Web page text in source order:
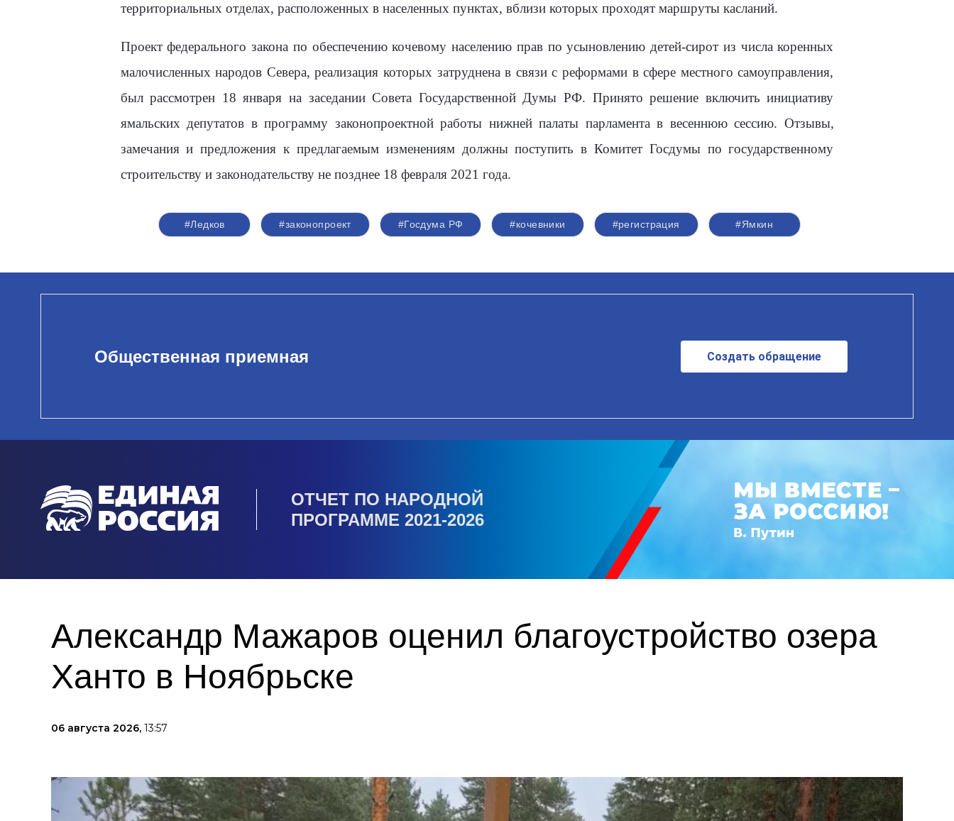
территориальных отделах, расположенных в населенных пунктах, вблизи которых проходят маршруты касланий.
Проект федерального закона по обеспечению кочевому населению прав по усыновлению детей-сирот из числа коренных
малочисленных народов Севера, реализация которых затруднена в связи с реформами в сфере местного самоуправления,
был рассмотрен 18 января на заседании Совета Государственной Думы РФ. Принято решение включить инициативу
ямальских депутатов в программу законопроектной работы нижней палаты парламента в весеннюю сессию. Отзывы,
замечания и предложения к предлагаемым изменениям должны поступить в Комитет Госдумы по государственному
строительству и законодательству не позднее 18 февраля 2021 года.
#Ледков #законопроект #Госдума РФ #кочевники #регистрация #Ямкин
Общественная приемная Создать обращение
ОТЧЕТ ПО НАРОДНОЙ
ПРОГРАММЕ 2021-2026
Александр Мажаров оценил благоустройство озера
Ханто в Ноябрьске
06 августа 2026, 13:57